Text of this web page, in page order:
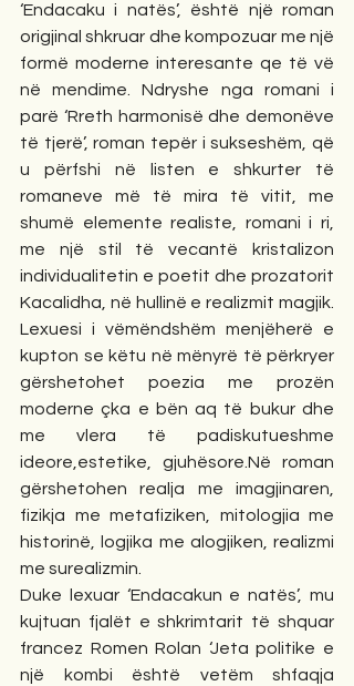
‘Endacaku i natës’, është një roman
origjinal shkruar dhe kompozuar me një
formë moderne interesante qe të vë
në mendime. Ndryshe nga romani i
parë ‘Rreth harmonisë dhe demonëve
të tjerë’, roman tepër i sukseshëm, që
u përfshi në listen e shkurter të
romaneve më të mira të vitit, me
shumë elemente realiste, romani i ri,
me një stil të vecantë kristalizon
individualitetin e poetit dhe prozatorit
Kacalidha, në hullinë e realizmit magjik.
Lexuesi i vëmëndshëm menjëherë e
kupton se këtu në mënyrë të përkryer
gërshetohet poezia me prozën
moderne çka e bën aq të bukur dhe
me vlera të padiskutueshme
ideore,estetike, gjuhësore.Në roman
gërshetohen realja me imagjinaren,
fizikja me metafiziken, mitologjia me
historinë, logjika me alogjiken, realizmi
me surealizmin.
Duke lexuar ‘Endacakun e natës’, mu
kujtuan fjalët e shkrimtarit të shquar
francez Romen Rolan ‘Jeta politike e
një kombi është vetëm shfaqja